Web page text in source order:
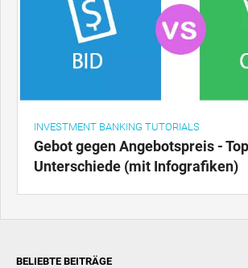
INVESTMENT BANKING TUTORIALS
Gebot gegen Angebotspreis -
Unterschiede (mit Infografiken)
BELIEBTE BEITRÄGE